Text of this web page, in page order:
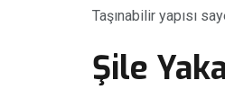
Taşınabilir yapısı
Şile